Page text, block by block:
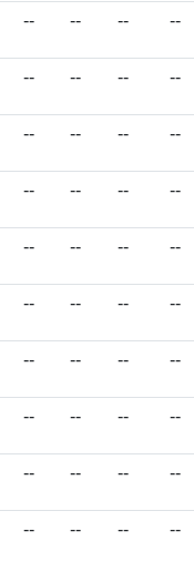
-- -- -- --
-- -- -- --
-- -- -- --
-- -- -- --
-- -- -- --
-- -- -- --
-- -- -- --
-- -- -- --
-- -- -- --
-- -- -- --